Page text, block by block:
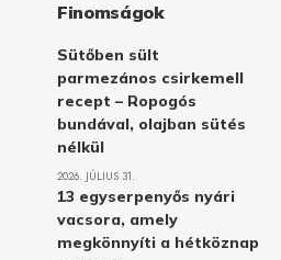
Finomságok
Sütőben sült
parmezános csirkemell
recept – Ropogós
bundával, olajban sütés
nélkül
2026. JÚLIUS 31.
13 egyserpenyős nyári
vacsora, amely
megkönnyíti a hétköznap